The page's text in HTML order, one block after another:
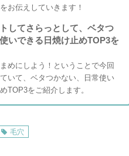
お伝えしていきます！
してさらっとして、ベタつ
いできる日焼け止めTOP3を
めにしよう！ということで今回
いて、ベタつかない、日常使い
TOP3をご紹介します。
毛穴